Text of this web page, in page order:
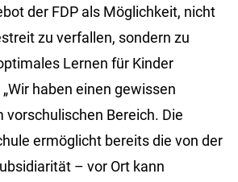
der FDP als Möglichkeit, nicht
zu verfallen, sondern zu
Lernen für Kinder
haben einen gewissen
vorschulischen Bereich. Die
ermöglicht bereits die von der
– vor Ort kann